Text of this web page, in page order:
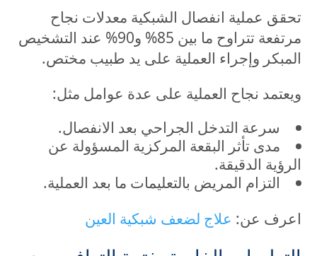
تحقق عملية انفصال الشبكية معدلات نجاح
مرتفعة تتراوح ما بين 85% و90% عند التشخيص
المبكر وإجراء العملية على يد طبيب مختص.
ويعتمد نجاح العملية على عدة عوامل مثل:
سرعة التدخل الجراحي بعد الانفصال.
مدى تأثر البقعة المركزية المسؤولة عن
الرؤية الدقيقة.
التزام المريض بالتعليمات ما بعد العملية.
اعرف عن: علاج لضعف شبكية العين